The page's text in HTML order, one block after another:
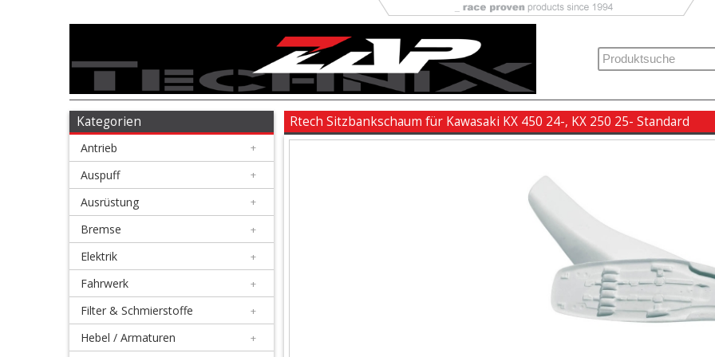
Antrieb
Auspuff
Ausrüstung
Bremse
Elektrik
Fahrwerk
Kategorien
Antrieb +
Auspuff +
Ausrüstung +
Bremse +
Elektrik +
Fahrwerk +
Filter & Schmierstoffe +
Hebel / Armaturen +
Rtech Sitzbankschaum für Kawasaki KX 450 24-, KX 250 25- Standard